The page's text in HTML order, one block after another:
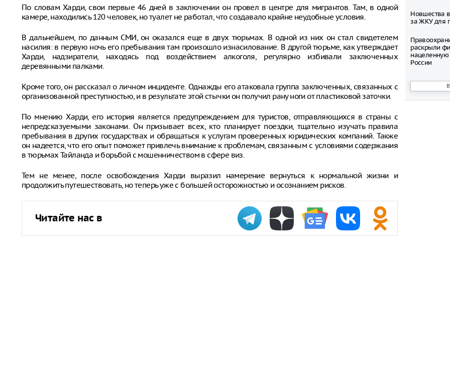
По словам Харди, свои первые 46 дней в заключении он провел в центре для мигрантов. Там, в одной
камере, находились 120 человек, но туалет не работал, что создавало крайне неудобные условия.
В дальнейшем, по данным СМИ, он оказался еще в двух тюрьмах. В одной из них он стал свидетелем
насилия: в первую ночь его пребывания там произошло изнасилование. В другой тюрьме, как утверждает
Харди, надзиратели, находясь под воздействием алкоголя, регулярно избивали заключенных
деревянными палками.
Кроме того, он рассказал о личном инциденте. Однажды его атаковала группа заключенных, связанных с
организованной преступностью, и в результате этой стычки он получил рану ноги от пластиковой заточки.
По мнению Харди, его история является предупреждением для туристов, отправляющихся в страны с
непредсказуемыми законами. Он призывает всех, кто планирует поездки, тщательно изучать правила
пребывания в других государствах и обращаться к услугам проверенных юридических компаний. Также
он надеется, что его опыт поможет привлечь внимание к проблемам, связанным с условиями содержания
в тюрьмах Тайланда и борьбой с мошенничеством в сфере виз.
Тем не менее, после освобождения Харди выразил намерение вернуться к нормальной жизни и
продолжить путешествовать, но теперь уже с большей осторожностью и осознанием рисков.
Читайте нас в
Новшества
за ЖКУ для
раскрыли
нацеленную
России
Северные